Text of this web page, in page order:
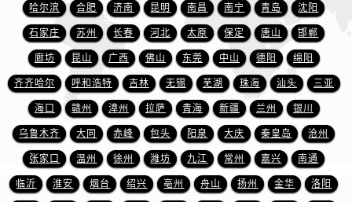
江西省抚州市临川区赣东大道萧邦售后服务中心（需提前预约）
江西省赣州市章贡区文清路萧邦售后服务中心（需提前预约）
江西省吉安市吉州区井冈山大道萧邦售后服务中心（需提前预约）
江西省景德镇市珠山区珠山中路萧邦售后服务中心（需提前预约）
江西省九江市浔阳区浔阳路萧邦售后服务中心（需提前预约）
江西省南昌市红谷滩新区红谷中大道998号绿地双子塔（中央广场）A1座办公楼14层1407室萧邦售后服务中心（需提前预约）
江西省萍乡市安源区萍安北大道与康庄路交叉口萧邦售后服务中心（需提前预约）
江西省上饶市信州区滨江西路萧邦售后服务中心（需提前预约）
江西省新余市渝水区北湖西路萧邦售后服务中心（需提前预约）
哈尔滨 合肥 济南 昆明 南昌 南宁 青岛 沈阳
石家庄 苏州 长春 河北 太原 保定 唐山 邯郸
廊坊 昆山 广西 佛山 东莞 中山 德阳 绵阳
齐齐哈尔 呼和浩特 吉林 无锡 芜湖 珠海 汕头 三亚
海口 赣州 漳州 拉萨 青海 新疆 兰州 银川
乌鲁木齐 大同 赤峰 包头 阳泉 大庆 秦皇岛 沧州
张家口 温州 徐州 潍坊 九江 常州 嘉兴 南通
临沂 淮安 烟台 绍兴 亳州 舟山 扬州 金华 洛阳